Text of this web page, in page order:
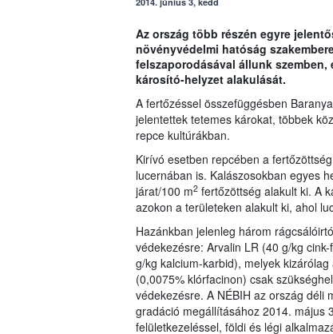
Az ország több részén egyre
növényvédelmi hatóság
felszaporodásával állunk
károsító-helyzet alakulását.
A fertőzéssel összefüggésben
jelentettek tetemes károkat, többek
repce kultúrákban.
Kirívó esetben repcében a
lucernában is. Kalászosokban egyes
járat/100 m2fertőzöttség alakult ki. A
azokon a területeken alakult ki, ahol
Hazánkban jelenleg három
védekezésre: Arvalin LR (40 g/kg
g/kg kalcium-karbid), melyek
(0,0075% klórfacinon) csak
védekezésre. A NÉBIH az ország déli
gradáció megállításához 2014. május
felületkezeléssel, földi és légi